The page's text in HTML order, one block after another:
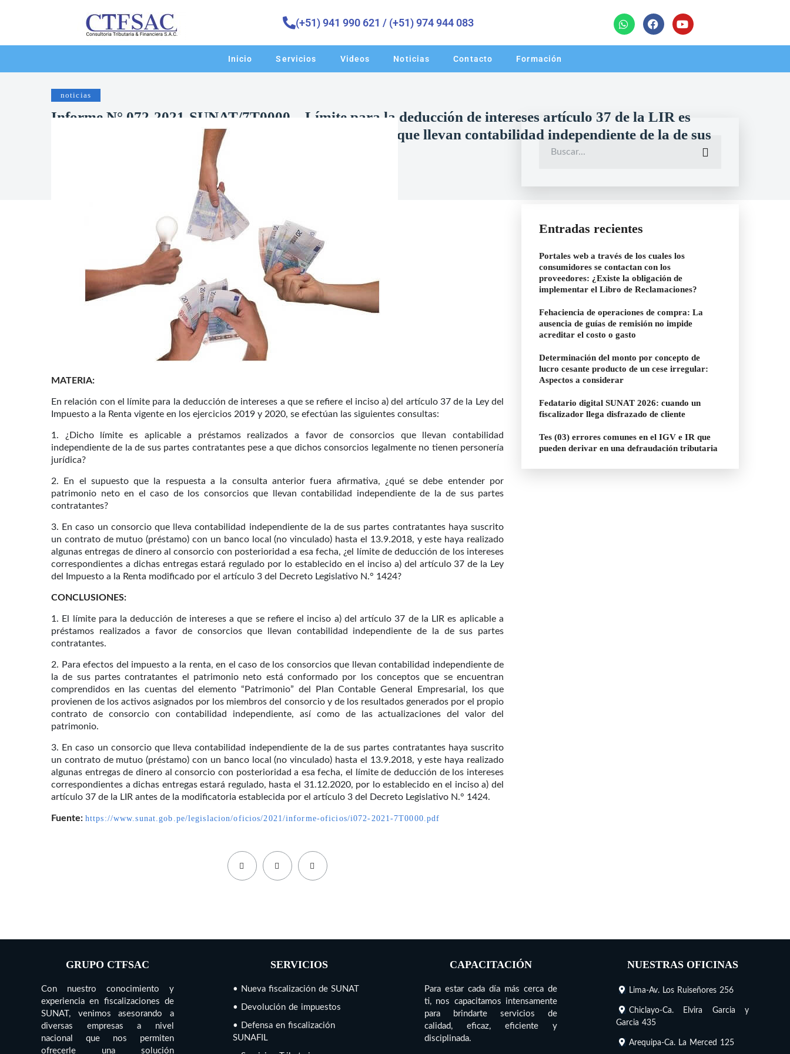
(+51) 941 990 621 / (+51) 974 944 083 ​
Inicio Servicios Videos Noticias Contacto Formación
noticias
Informe N° 072-2021-SUNAT/7T0000 – Límite para la deducción de intereses artículo 37 de la LIR es
aplicable a préstamos realizados a favor de consorcios que llevan contabilidad independiente de la de sus
MATERIA:
En relación con el límite para la deducción de intereses a que se refiere el inciso a) del artículo 37 de la Ley del
Impuesto a la Renta vigente en los ejercicios 2019 y 2020, se efectúan las siguientes consultas:
1. ¿Dicho límite es aplicable a préstamos realizados a favor de consorcios que llevan contabilidad
independiente de la de sus partes contratantes pese a que dichos consorcios legalmente no tienen personería
jurídica?
2. En el supuesto que la respuesta a la consulta anterior fuera afirmativa, ¿qué se debe entender por
patrimonio neto en el caso de los consorcios que llevan contabilidad independiente de la de sus partes
contratantes?
3. En caso un consorcio que lleva contabilidad independiente de la de sus partes contratantes haya suscrito
un contrato de mutuo (préstamo) con un banco local (no vinculado) hasta el 13.9.2018, y este haya realizado
algunas entregas de dinero al consorcio con posterioridad a esa fecha, ¿el límite de deducción de los intereses
correspondientes a dichas entregas estará regulado por lo establecido en el inciso a) del artículo 37 de la Ley
del Impuesto a la Renta modificado por el artículo 3 del Decreto Legislativo N.° 1424?
CONCLUSIONES:
1. El límite para la deducción de intereses a que se refiere el inciso a) del artículo 37 de la LIR es aplicable a
préstamos realizados a favor de consorcios que llevan contabilidad independiente de la de sus partes
contratantes.
2. Para efectos del impuesto a la renta, en el caso de los consorcios que llevan contabilidad independiente de
la de sus partes contratantes el patrimonio neto está conformado por los conceptos que se encuentran
comprendidos en las cuentas del elemento “Patrimonio” del Plan Contable General Empresarial, los que
provienen de los activos asignados por los miembros del consorcio y de los resultados generados por el propio
contrato de consorcio con contabilidad independiente, así como de las actualizaciones del valor del
patrimonio.
3. En caso un consorcio que lleva contabilidad independiente de la de sus partes contratantes haya suscrito
un contrato de mutuo (préstamo) con un banco local (no vinculado) hasta el 13.9.2018, y este haya realizado
algunas entregas de dinero al consorcio con posterioridad a esa fecha, el límite de deducción de los intereses
correspondientes a dichas entregas estará regulado, hasta el 31.12.2020, por lo establecido en el inciso a) del
artículo 37 de la LIR antes de la modificatoria establecida por el artículo 3 del Decreto Legislativo N.° 1424.
Fuente: https://www.sunat.gob.pe/legislacion/oficios/2021/informe-oficios/i072-2021-7T0000.pdf
Entradas recientes
Portales web a través de los cuales los
consumidores se contactan con los
proveedores: ¿Existe la obligación de
implementar el Libro de Reclamaciones?
Fehaciencia de operaciones de compra: La
ausencia de guías de remisión no impide
acreditar el costo o gasto
Determinación del monto por concepto de
lucro cesante producto de un cese irregular:
Aspectos a considerar
Fedatario digital SUNAT 2026: cuando un
fiscalizador llega disfrazado de cliente
Tes (03) errores comunes en el IGV e IR que
pueden derivar en una defraudación tributaria
GRUPO CTFSAC
Con nuestro conocimiento y
experiencia en fiscalizaciones de
SUNAT, venimos asesorando a
diversas empresas a nivel
nacional que nos permiten
ofrecerle una solución
SERVICIOS
• Nueva fiscalización de SUNAT
• Devolución de impuestos
• Defensa en fiscalización
SUNAFIL
CAPACITACIÓN
Para estar cada día más cerca de
ti, nos capacitamos intensamente
para brindarte servicios de
calidad, eficaz, eficiente y
disciplinada.
NUESTRAS OFICINAS
Lima-Av. Los Ruiseñores 256
Chiclayo-Ca. Elvira Garcia y
Garcia 435
Arequipa-Ca. La Merced 125